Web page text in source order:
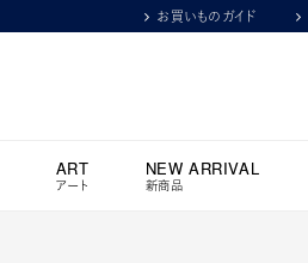
お買いものガイド
ART
アート
NEW ARRIVAL
新商品